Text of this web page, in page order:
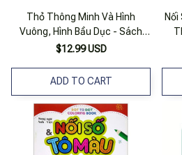
Thỏ Thông Minh Và Hình
Vuông, Hình Bầu Dục - Sách
Song Ngữ Việt - Anh
$12.99 USD
ADD TO CART